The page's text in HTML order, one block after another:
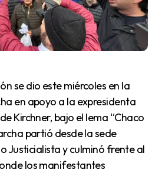
en apoyo a la expresidenta
Kirchner, bajo el lema “Chaco
partió desde la sede
Justicialista y culminó frente al
los manifestantes